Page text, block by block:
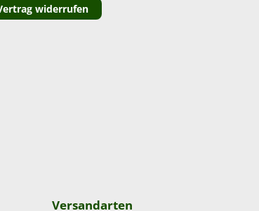
widerrufen
Versandarten